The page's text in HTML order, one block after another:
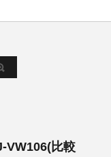
VW106(比較